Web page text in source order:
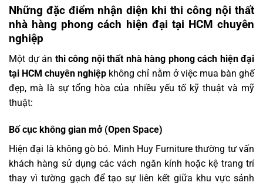
Những đặc điểm nhận diện khi thi công nội thất
nhà hàng phong cách hiện đại tại HCM chuyên
nghiệp
Một dự án thi công nội thất nhà hàng phong cách hiện đại
tại HCM chuyên nghiệp không chỉ nằm ở việc mua bàn ghế
đẹp, mà là sự tổng hòa của nhiều yếu tố kỹ thuật và mỹ
thuật:
Bố cục không gian mở (Open Space)
Hiện đại là không gò bó. Minh Huy Furniture thường tư vấn
khách hàng sử dụng các vách ngăn kính hoặc kệ trang trí
thay vì tường gạch để tạo sự liên kết giữa khu vực sảnh